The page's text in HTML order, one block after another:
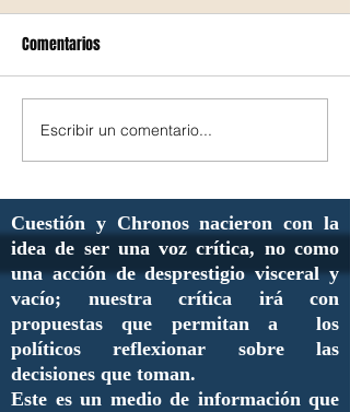
Comentarios
Escribir un comentario...
Cuestión y Chronos nacieron con la
idea de ser una voz crítica, no como
una acción de desprestigio visceral y
vacío; nuestra crítica irá con
propuestas que permitan a los
políticos reflexionar sobre las
decisiones que toman.
Este es un medio de información que